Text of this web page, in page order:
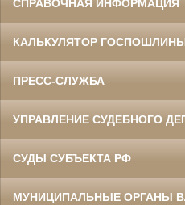
СПРАВОЧНАЯ ИНФОРМАЦИЯ
КАЛЬКУЛЯТОР
ПРЕСС-СЛУЖБА
УПРАВЛЕНИЕ СУДЕБНОГО
СУДЫ СУБЪЕКТА РФ
МУНИЦИПАЛЬНЫЕ ОРГАНЫ